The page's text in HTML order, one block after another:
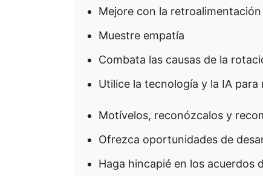
Mejore con la retroalimentación
Muestre empatía
Combata las causas de la
Utilice la tecnología y la IA
Motívelos, reconózcalos y
Ofrezca oportunidades de
Haga hincapié en los acuerdos